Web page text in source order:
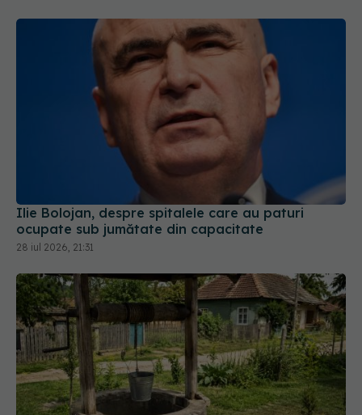
Ilie Bolojan, despre spitalele care au paturi
ocupate sub jumătate din capacitate
28 iul 2026, 21:31